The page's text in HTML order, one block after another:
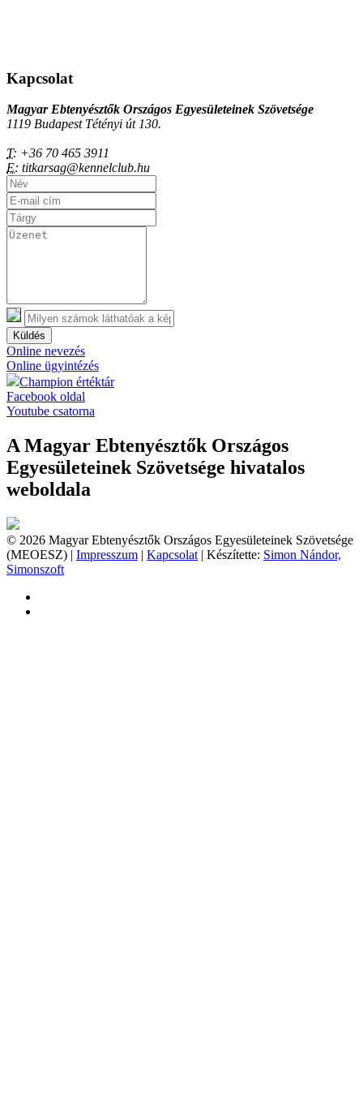
Kapcsolat
Magyar Ebtenyésztők Országos Egyesületeinek Szövetsége
1119 Budapest Tétényi út 130.
T: +36 70 465 3911
E: titkarsag@kennelclub.hu
Küldés
Online nevezés
Online ügyintézés
Champion értéktár
Facebook oldal
Youtube csatorna
A Magyar Ebtenyésztők Országos
Egyesületeinek Szövetsége hivatalos
weboldala
© 2026 Magyar Ebtenyésztők Országos Egyesületeinek Szövetsége
(MEOESZ) | Impresszum | Kapcsolat | Készítette: Simon Nándor,
Simonszoft